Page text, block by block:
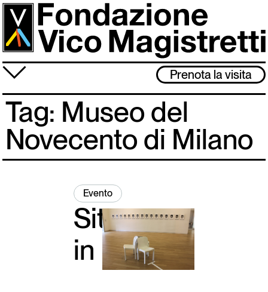
Salta
contenuto
principale
≡ Prenota la visita
Fondazione
Attività
Vico Magistretti
Archivio
Lo studio museo è chiuso dal 3 al 31 agosto. Ci rivediamo l’1 settembre!
Tag: Museo del
Novecento di Milano
Evento
Sit
in